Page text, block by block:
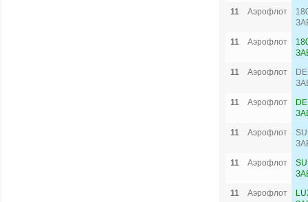
11
Аэрофлот
11
Аэрофлот
11
Аэрофлот
11
Аэрофлот
11
Аэрофлот
11
Аэрофлот
11
Аэрофлот